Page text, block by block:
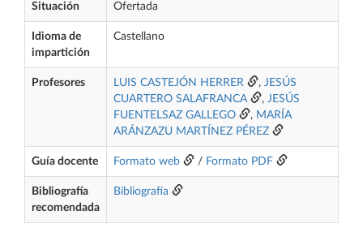
Situación Ofertada
Idioma de
impartición
Castellano
Profesores LUIS CASTEJÓN HERRER , JESÚS
CUARTERO SALAFRANCA
, JESÚS
FUENTELSAZ GALLEGO
, MARÍA
ARÁNZAZU MARTÍNEZ PÉREZ
Guía docente Formato web / Formato PDF
Bibliografía
recomendada
Bibliografía